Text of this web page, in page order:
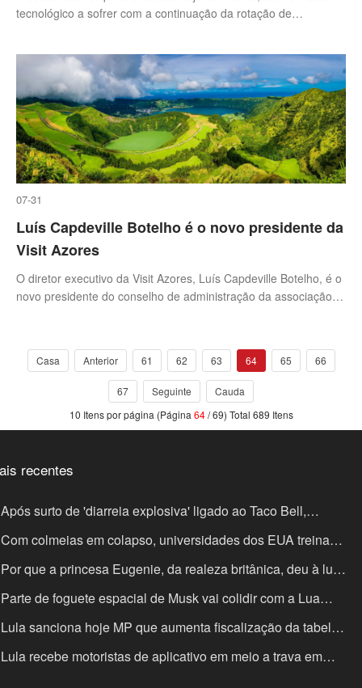
tecnológico a sofrer com a continuação da rotação de
07-31
Luís Capdeville Botelho é o novo presidente da
Visit Azores
O diretor executivo da Visit Azores, Luís Capdeville Botelho, é o
novo presidente do conselho de administração da associação,
Casa Anterior 61 62 63 64 65 66
67 Seguinte
Cauda
10 Itens por página (Página 64/ 69) Total 689 Itens
recentes
Após surto de 'diarreia explosiva' ligado ao Taco Bell,
enfrenta investigação por salmonela
Com colmeias em colapso, universidades dos EUA treinam
para cuidar de abelhas
Por que a princesa Eugenie, da realeza britânica, deu à luz
terceira filha em Lisboa
Parte de foguete espacial de Musk vai colidir com a Lua
quarta-feira: saiba a que horas e por que manobra será
Lula sanciona hoje MP que aumenta fiscalização da tabela
frete; entenda o que muda
Lula recebe motoristas de aplicativo em meio a trava em